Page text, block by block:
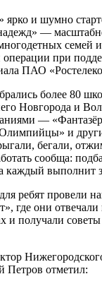
и шумно
—
семей
при
ПАО
более 80
Новгорода и
—
и
бегали,
сообща:
каждый выполнит
ребят провели
где они
и получали
Петров отметил: